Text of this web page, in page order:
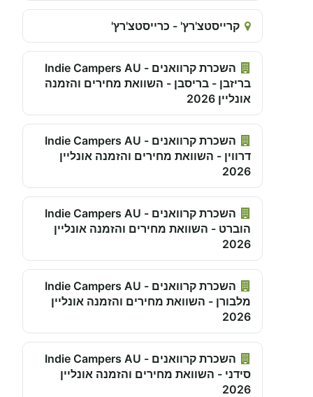
קרייסטצ'רץ' - כרייסטצ'רץ'
השכרת קרוואנים - Indie Campers AU
בריזבן - בריסבן - השוואת מחירים והזמנה
אונליין 2026
השכרת קרוואנים - Indie Campers AU
דרווין - השוואת מחירים והזמנה אונליין
2026
השכרת קרוואנים - Indie Campers AU
הוברט - השוואת מחירים והזמנה אונליין
2026
השכרת קרוואנים - Indie Campers AU
מלבורן - השוואת מחירים והזמנה אונליין
2026
השכרת קרוואנים - Indie Campers AU
סידני - השוואת מחירים והזמנה אונליין
2026